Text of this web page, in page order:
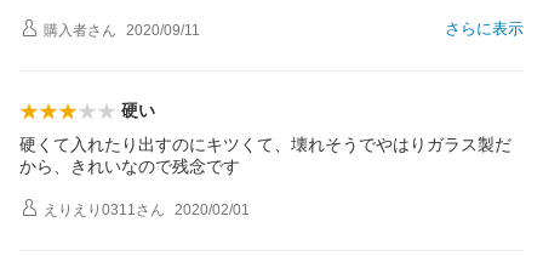
さらに表示
購入者さん 2020/09/11
硬い
硬くて入れたり出すのにキツくて、壊れそうでやはりガラス製だ
から、きれいなので残念です
えりえり0311さん 2020/02/01